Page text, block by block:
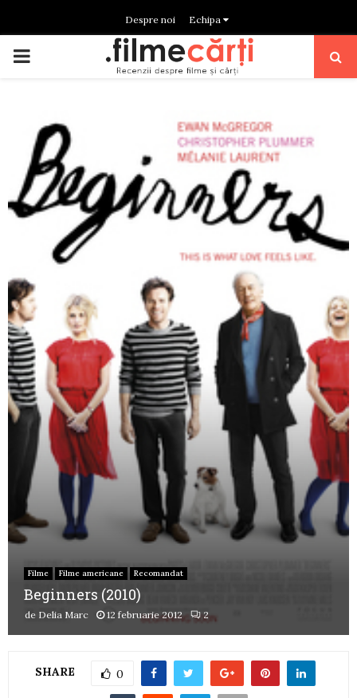
Despre noi Echipa
PRIMARY
Filme Filme americane Recomandat
Beginners (2010)
de Delia Marc 12 februarie 2012 2
SHARE 0